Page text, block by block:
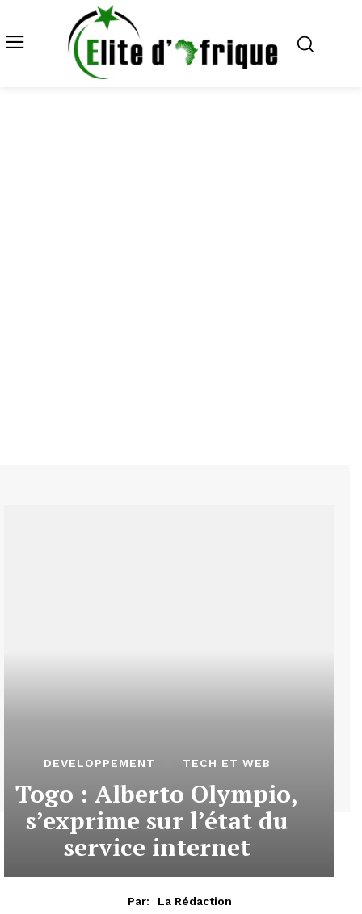
DEVELOPPEMENT TECH ET WEB
Togo : Alberto Olympio,
s’exprime sur l’état du
service internet
Par:
La Rédaction